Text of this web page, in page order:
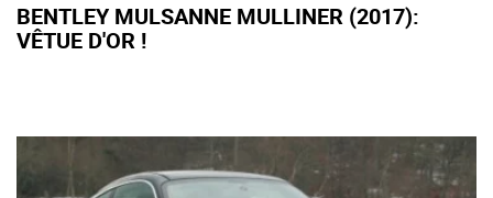
BENTLEY MULSANNE MULLINER (2017):
VÊTUE D'OR !